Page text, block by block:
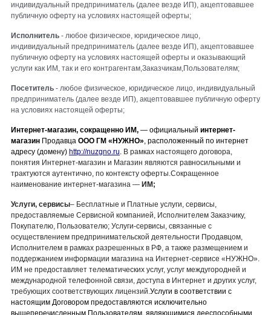
индивидуальный предприниматель (далее везде ИП), акцептовавшее
публичную оферту на условиях настоящей оферты;
Исполнитель - любое физическое, юридическое лицо,
индивидуальный предприниматель (далее везде ИП), акцептовавшее
публичную оферту на условиях настоящей оферты и оказывающий
услуги как ИМ, так и его контрагентам,Заказчикам,Пользователям;
Посетитель - любое физическое, юридическое лицо, индивидуальный
предприниматель (далее везде ИП), акцептовавшее публичную оферту
на условиях настоящей оферты;
Интернет-магазин, сокращенно ИМ, — официальный интернет-
магазин Продавца ООО ГМ « НУЖНО», расположенный по интернет
адресу (домену) http://nuzgno.ru. В рамках настоящего договора,
понятия Интернет-магазин и Магазин являются равносильными и
трактуются аутентично, по контексту оферты.Сокращенное
наименование интернет-магазина — ИМ;
Услуги, сервисы– Бесплатные и Платные услуги, сервисы,
предоставляемые Сервисной компанией, Исполнителем Заказчику,
Покупателю, Пользователю; Услуги-сервисы, связанные с
осуществлением предпринимательской деятельности Продавцом,
Исполнителем в рамках разрешенных в РФ, а также размещением и
поддержанием информации магазина на Интернет-сервисе « НУЖНО».
ИМ не предоставляет телематических услуг, услуг междугородней и
международной телефонной связи, доступа в Интернет и других услуг,
требующих соответствующих лицензий.Услуги в соответствии с
настоящим Договором предоставляются исключительно